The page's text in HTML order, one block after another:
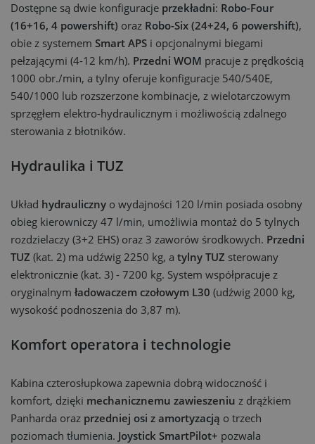
Dostępne są dwie konfiguracje przekładni: Robo-Four
(16+16, 4 powershift) oraz Robo-Six (24+24, 6 powershift),
obie z systemem Smart APS i opcjonalnymi biegami
pełzającymi (4-12 km/h). Przedni WOM pracuje z prędkością
1000 obr./min, a tylny oferuje konfiguracje 540/540E,
540/1000 lub rozszerzone kombinacje, z wielotarczowym
sprzęgłem elektro-hydraulicznym i możliwością zdalnego
sterowania z błotników.
Hydraulika i TUZ
Układ hydrauliczny o wydajności 120 l/min posiada osobny
obieg kierowniczy 47 l/min, umożliwia montaż do 5 tylnych
rozdzielaczy (3+2 EHS) oraz 3 zaworów środkowych. Przedni
TUZ (kat. 2) ma udźwig 2250 kg, a tylny TUZ sterowany
elektronicznie (kat. 3) - 7200 kg. System współpracuje z
oryginalnym ładowaczem czołowym L30 (udźwig 2000 kg,
wysokość podnoszenia do 3,87 m).
Komfort operatora i technologie
Kabina czterosłupkowa zapewnia dobrą widoczność i
komfort, dzięki mechanicznemu zawieszeniu z drążkiem
Panharda oraz przedniej osi z amortyzacją o trzech
poziomach tłumienia. Joystick SmartPilot+ pozwala